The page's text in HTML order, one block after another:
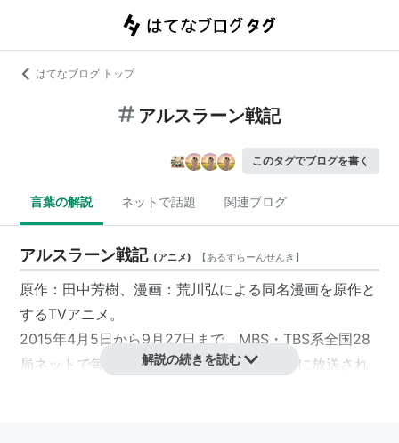
はてなブログ トップ
アルスラーン戦記
このタグでブログを書く
言葉の解説 ネットで話題 関連ブログ
アルスラーン戦記 (アニメ) 【あるすらーんせんき 】
原作：田中芳樹、漫画：荒川弘による同名漫画を原作と
するTVアニメ。
2015年4月5日から9月27日まで、MBS・TBS系全国28
局ネットで毎週日曜17:00〜17:30（日5枠）に放送され
解説の続きを読む